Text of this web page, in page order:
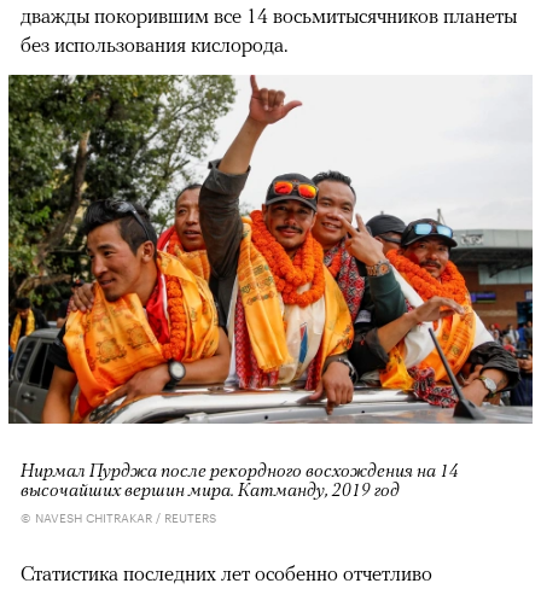
дважды покорившим все 14 восьмитысячников планеты
без использования кислорода.
Нирмал Пурджа после рекордного восхождения на 14
высочайших вершин мира. Катманду, 2019 год
© NAVESH CHITRAKAR / REUTERS
Статистика последних лет особенно отчетливо